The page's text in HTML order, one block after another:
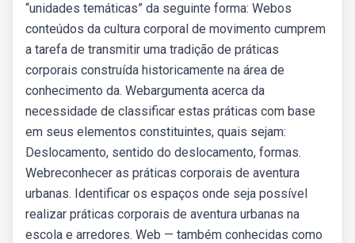
“unidades temáticas” da seguinte forma: Webos
conteúdos da cultura corporal de movimento cumprem
a tarefa de transmitir uma tradição de práticas
corporais construída historicamente na área de
conhecimento da. Webargumenta acerca da
necessidade de classificar estas práticas com base
em seus elementos constituintes, quais sejam:
Deslocamento, sentido do deslocamento, formas.
Webreconhecer as práticas corporais de aventura
urbanas. Identificar os espaços onde seja possível
realizar práticas corporais de aventura urbanas na
escola e arredores. Web — também conhecidas como